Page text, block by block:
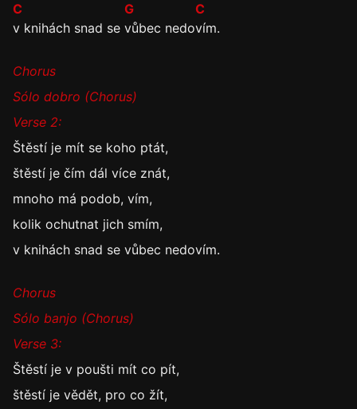
C
v knihách snad se
G
vůbec nedo
C
vím.
Chorus
Sólo dobro (Chorus)
Verse 2:
Štěstí je mít se koho ptát,
štěstí je čím dál více znát,
mnoho má podob, vím,
kolik ochutnat jich smím,
v knihách snad se vůbec nedovím.
Chorus
Sólo banjo (Chorus)
Verse 3:
Štěstí je v poušti mít co pít,
štěstí je vědět, pro co žít,